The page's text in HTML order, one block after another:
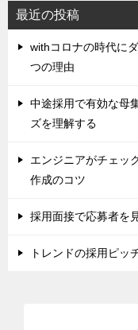
最近の投稿
withコロナの時代に
つの理由
中途採用で有効な母
ズを理解する
エンジニアがチェッ
作成のコツ
採用面接で応募者を
トレンドの採用ピッ